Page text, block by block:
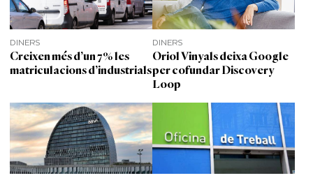
DINERS
Creixen més d’un 7% les
matriculacions d’industrials
DINERS
Oriol Vinyals deixa Google
per cofundar Discovery
Loop